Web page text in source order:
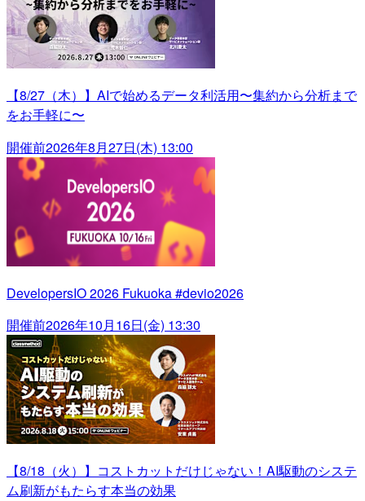
【8/27（木）】AIで始めるデータ利活用〜集約から分析まで
をお手軽に〜
開催前2026年8月27日(木) 13:00
DevelopersIO 2026 Fukuoka #devio2026
開催前2026年10月16日(金) 13:30
【8/18（火）】コストカットだけじゃない！AI駆動のシステ
ム刷新がもたらす本当の効果